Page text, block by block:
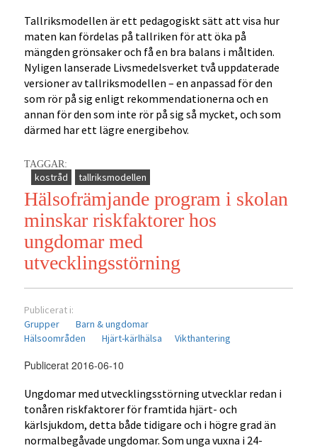
Tallriksmodellen är ett pedagogiskt sätt att visa hur
maten kan fördelas på tallriken för att öka på
mängden grönsaker och få en bra balans i måltiden.
Nyligen lanserade Livsmedelsverket två uppdaterade
versioner av tallriksmodellen – en anpassad för den
som rör på sig enligt rekommendationerna och en
annan för den som inte rör på sig så mycket, och som
därmed har ett lägre energibehov.
TAGGAR:
kostråd tallriksmodellen
Hälsofrämjande program i skolan
minskar riskfaktorer hos
ungdomar med
utvecklingsstörning
Publicerat i:
Grupper
Barn & ungdomar
Hälsoområden
Hjärt-kärlhälsa Vikthantering
Publicerat 2016-06-10
Ungdomar med utvecklingsstörning utvecklar redan i
tonåren riskfaktorer för framtida hjärt- och
kärlsjukdom, detta både tidigare och i högre grad än
normalbegåvade ungdomar. Som unga vuxna i 24-